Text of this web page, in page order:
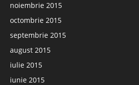
noiembrie 2015
octombrie 2015
septembrie 2015
august 2015
iulie 2015
iunie 2015